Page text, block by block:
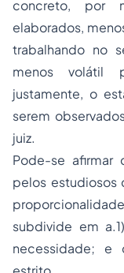
concreto, por
elaborados,
trabalhando no
menos volátil
justamente, o
serem
juiz.
Pode-se afirmar
pelos estudiosos
subdivide em
necessidade; e